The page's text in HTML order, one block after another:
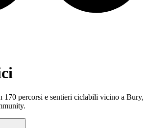
170 percorsi e sentieri ciclabili vicino a Bury,